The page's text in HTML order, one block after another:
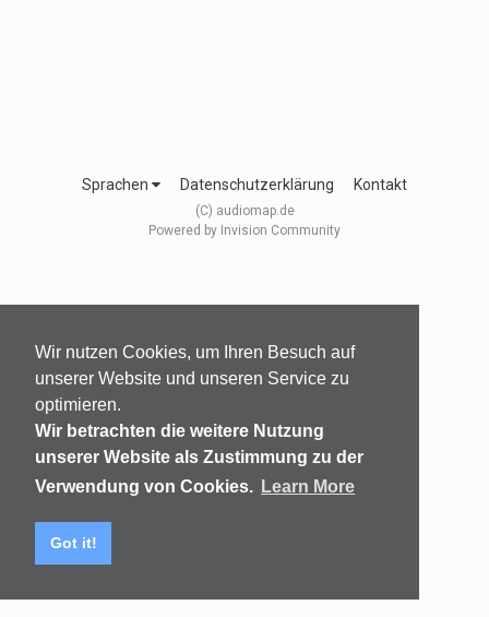
Wir nutzen Cookies, um Ihren Besuch auf
unserer Website und unseren Service zu
optimieren.
Wir betrachten die weitere Nutzung
unserer Website als Zustimmung zu der
Verwendung von Cookies. Learn More
Got it!
Sprachen Datenschutzerklärung Kontakt
(C) audiomap.de
Powered by Invision Community